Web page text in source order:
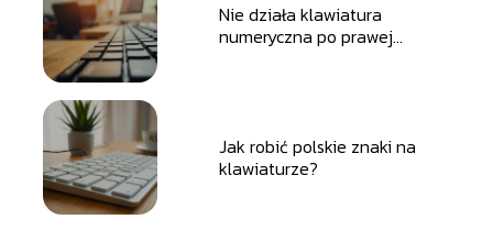
Nie działa klawiatura
numeryczna po prawej
Jak robić polskie znaki na
klawiaturze?